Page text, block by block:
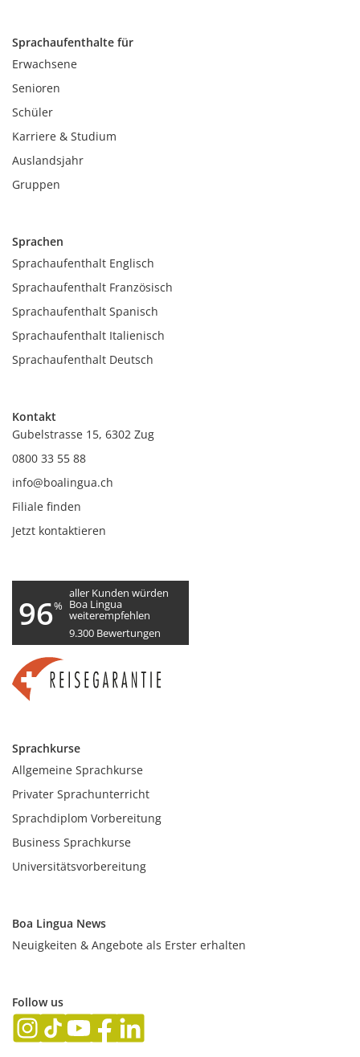
Sprachaufenthalte für
Erwachsene
Senioren
Schüler
Karriere & Studium
Auslandsjahr
Gruppen
Sprachen
Sprachaufenthalt Englisch
Sprachaufenthalt Französisch
Sprachaufenthalt Spanisch
Sprachaufenthalt Italienisch
Sprachaufenthalt Deutsch
Kontakt
Gubelstrasse 15, 6302 Zug
0800 33 55 88
info@boalingua.ch
Filiale finden
Jetzt kontaktieren
96%
aller Kunden würden
Boa Lingua
weiterempfehlen
9.300 Bewertungen
Sprachkurse
Allgemeine Sprachkurse
Privater Sprachunterricht
Sprachdiplom Vorbereitung
Business Sprachkurse
Universitätsvorbereitung
Boa Lingua News
Neuigkeiten & Angebote als Erster erhalten
Follow us